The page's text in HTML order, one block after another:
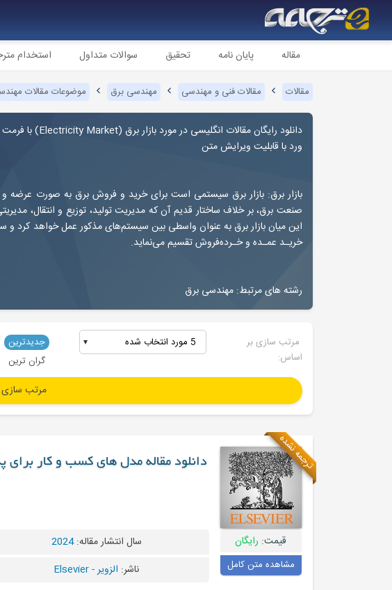
مقاله پایان نامه تحقیق سوالات متداول استخدام
مقالات مقالات فنی و مهندسی مهندسی برق موضوعات مقالات
دانلود رایگان مقالات انگلیسی در مورد بازار برق (Electricity Market
ورد با قابلیت ویرایش متن
بازار برق: بازار برق سیستمی است برای خرید و فروش برق به صورت عرضه و
صنعت برق، بر خلاف ساختار قدیم آن که مدیریت تولید، توزیع و انتقال،
این میان بازار برق به عنوان واسطی بین سیستم‌های مذکور عمل خواهد کرد
خریـد عمـده و خـرده‌فروش تقسیم می‌نماید.
رشته های مرتبط: مهندسی برق
مرتب سازی بر
اساس:
5 مورد انتخاب شده جدیدترین
گران ترین
ترجمه نشده
قیمت: رایگان
مشاهده متن کامل
دانلود مقاله مدل های کسب و کار
سال انتشار مقاله:2024
ناشر: الزویر - Elsevier